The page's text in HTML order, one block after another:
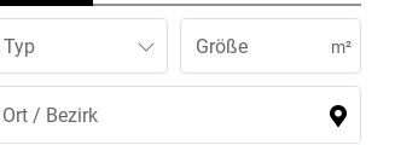
Diagnose da! So steht‘s um
Austria-Kapitän Rieder
vor 12 Stunden
Typ m²